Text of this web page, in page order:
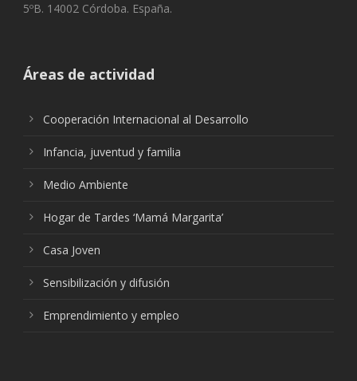
5ºB. 14002 Córdoba. España.
Áreas de actividad
Cooperación Internacional al Desarrollo
Infancia, juventud y familia
Medio Ambiente
Hogar de Tardes ‘Mamá Margarita’
Casa Joven
Sensibilización y difusión
Emprendimiento y empleo